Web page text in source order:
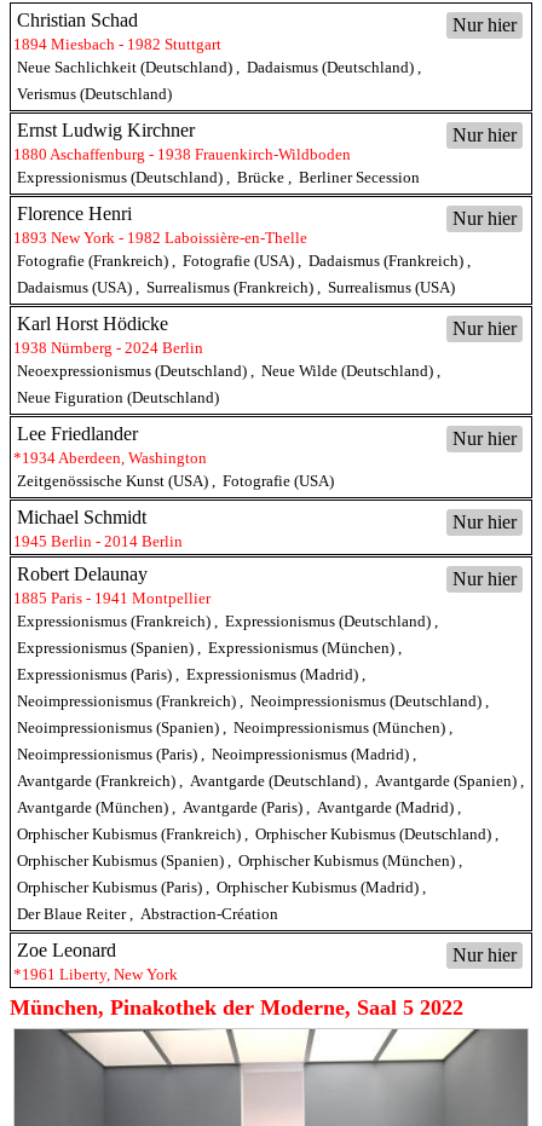
Nur hier
Christian Schad
1894 Miesbach - 1982 Stuttgart
Neue Sachlichkeit (Deutschland) , Dadaismus (Deutschland) ,
Verismus (Deutschland)
Nur hier
Ernst Ludwig Kirchner
1880 Aschaffenburg - 1938 Frauenkirch-Wildboden
Expressionismus (Deutschland) , Brücke , Berliner Secession
Nur hier
Florence Henri
1893 New York - 1982 Laboissière-en-Thelle
Fotografie (Frankreich) , Fotografie (USA) , Dadaismus (Frankreich) ,
Dadaismus (USA) , Surrealismus (Frankreich) , Surrealismus (USA)
Nur hier
Karl Horst Hödicke
1938 Nürnberg - 2024 Berlin
Neoexpressionismus (Deutschland) , Neue Wilde (Deutschland) ,
Neue Figuration (Deutschland)
Nur hier
Lee Friedlander
*1934 Aberdeen, Washington
Zeitgenössische Kunst (USA) , Fotografie (USA)
Nur hier
Michael Schmidt
1945 Berlin - 2014 Berlin
Nur hier
Robert Delaunay
1885 Paris - 1941 Montpellier
Expressionismus (Frankreich) , Expressionismus (Deutschland) ,
Expressionismus (Spanien) , Expressionismus (München) ,
Expressionismus (Paris) , Expressionismus (Madrid) ,
Neoimpressionismus (Frankreich) , Neoimpressionismus (Deutschland) ,
Neoimpressionismus (Spanien) , Neoimpressionismus (München) ,
Neoimpressionismus (Paris) , Neoimpressionismus (Madrid) ,
Avantgarde (Frankreich) , Avantgarde (Deutschland) , Avantgarde (Spanien) ,
Avantgarde (München) , Avantgarde (Paris) , Avantgarde (Madrid) ,
Orphischer Kubismus (Frankreich) , Orphischer Kubismus (Deutschland) ,
Orphischer Kubismus (Spanien) , Orphischer Kubismus (München) ,
Orphischer Kubismus (Paris) , Orphischer Kubismus (Madrid) ,
Der Blaue Reiter , Abstraction-Création
Nur hier
Zoe Leonard
*1961 Liberty, New York
München, Pinakothek der Moderne, Saal 5 2022